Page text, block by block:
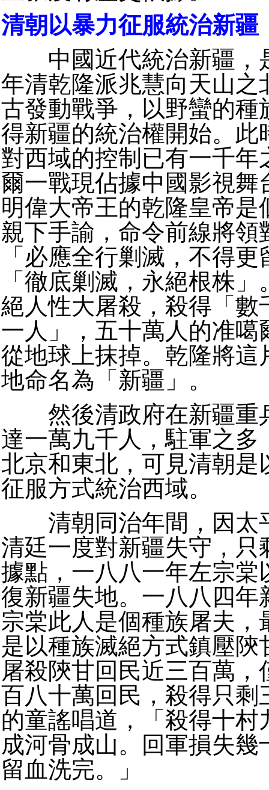
清朝以暴力征服統治新疆
中國近代統治新疆，
年清乾隆派兆慧向天山之
古發動戰爭，以野蠻的種
得新疆的統治權開始。此
對西域的控制已有一千年
爾一戰現佔據中國影視舞
明偉大帝王的乾隆皇帝是
親下手諭，命令前線將領
「必應全行剿滅，不得
「徹底剿滅，永絕根株
絕人性大屠殺，殺得「數
一人」，五十萬人的准噶
從地球上抹掉。乾隆將這
地命名為「新疆」。
然後清政府在新疆重
達一萬九千人，駐軍之多
北京和東北，可見清朝是
征服方式統治西域。
清朝同治年間，因太
清廷一度對新疆失守，只
據點，一八八一年左宗棠
復新疆失地。一八八四年
宗棠此人是個種族屠夫，
是以種族滅絕方式鎮壓陝
屠殺陝甘回民近三百萬，
百八十萬回民，殺得只剩
的童謠唱道，「殺得十村
成河骨成山。回軍損失幾
留血洗完。」